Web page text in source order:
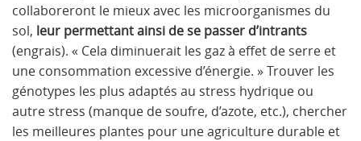
collaboreront le mieux avec les microorganismes du
sol, leur permettant ainsi de se passer d’intrants
(engrais). « Cela diminuerait les gaz à effet de serre et
une consommation excessive d’énergie. » Trouver les
génotypes les plus adaptés au stress hydrique ou
autre stress (manque de soufre, d’azote, etc.), chercher
les meilleures plantes pour une agriculture durable et